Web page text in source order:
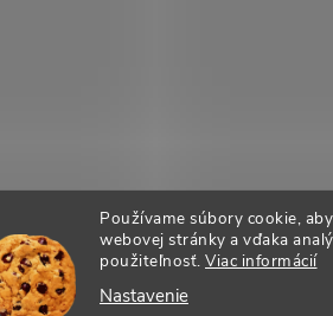
Používame súbory cookie,
webovej stránky a vďaka
použiteľnosť. Viac informácií
Nastavenie